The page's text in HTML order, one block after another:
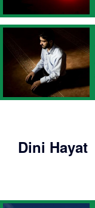
Dini Hayat